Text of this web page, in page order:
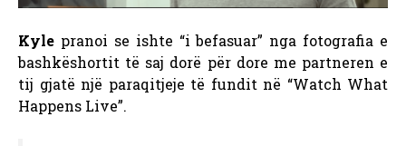
Kyle pranoi se ishte “i befasuar” nga fotografia e
bashkëshortit të saj dorë për dore me partneren e
tij gjatë një paraqitjeje të fundit në “Watch What
Happens Live”.